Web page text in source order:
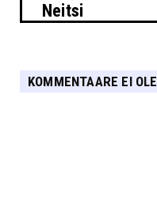
Neitsi
KOMMENTAARE EI OLE